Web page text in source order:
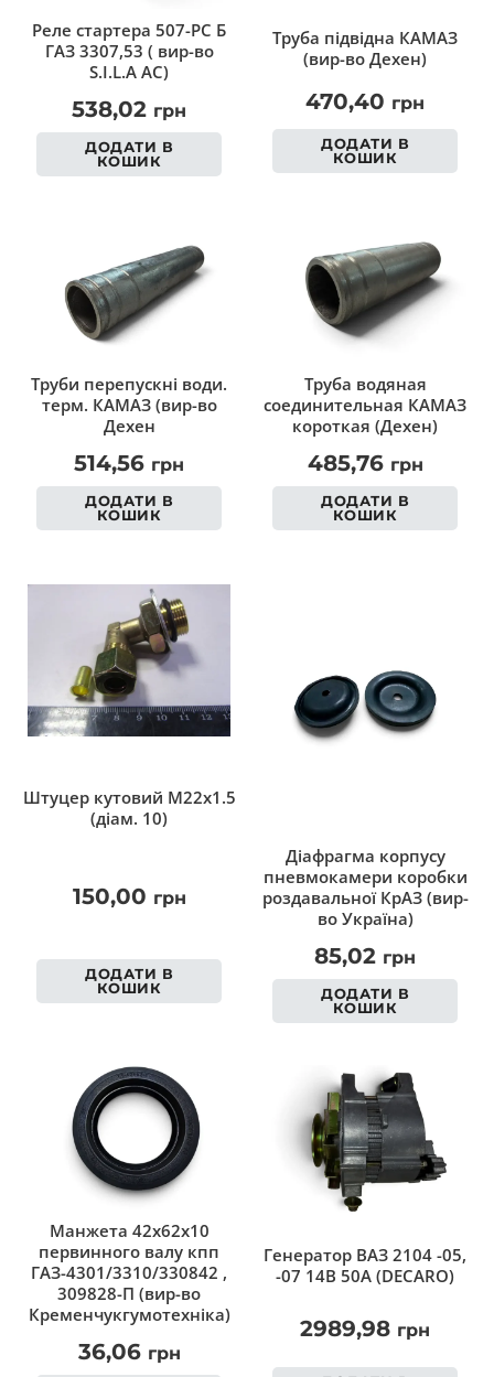
Реле стартера 507-РС Б
ГАЗ 3307,53 ( вир-во
S.I.L.A AC)
538,02 грн
ДОДАТИ В
КОШИК
Труба підвідна КАМАЗ
(вир-во Дехен)
470,40 грн
ДОДАТИ В
КОШИК
Труби перепускні води.
терм. КАМАЗ (вир-во
Дехен
514,56 грн
ДОДАТИ В
КОШИК
Труба водяная
соединительная КАМАЗ
короткая (Дехен)
485,76 грн
ДОДАТИ В
КОШИК
Штуцер кутовий M22x1.5
(діам. 10)
150,00 грн
ДОДАТИ В
КОШИК
Діафрагма корпусу
пневмокамери коробки
роздавальної КрАЗ (вир-
во Україна)
85,02 грн
ДОДАТИ В
КОШИК
Манжета 42х62х10
первинного валу кпп
ГАЗ-4301/3310/330842 ,
309828-П (вир-во
Кременчукгумотехніка)
36,06 грн
Генератор ВАЗ 2104 -05,
-07 14В 50А (DECARO)
2989,98 грн